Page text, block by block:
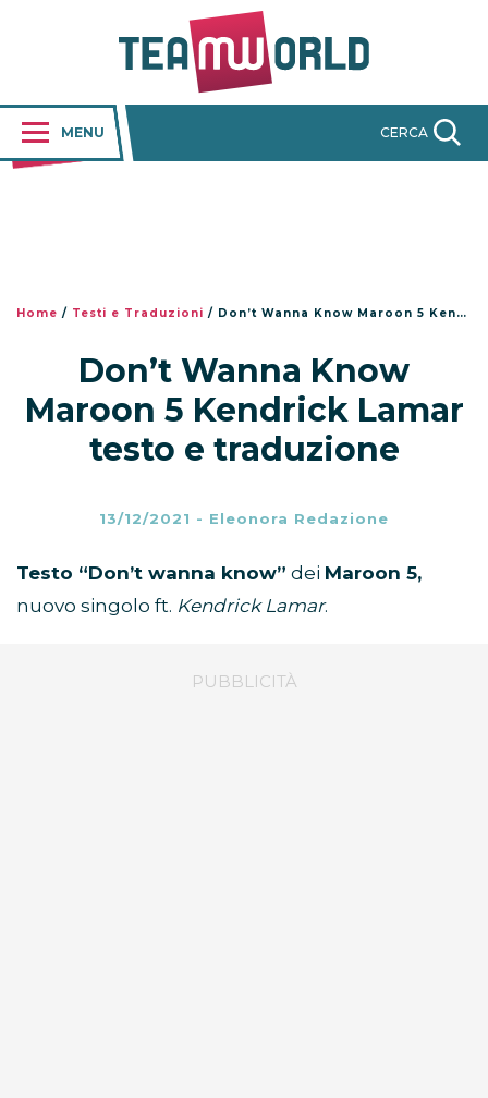
MENU CERCA
Home / Testi e Traduzioni / Don’t Wanna Know Maroon 5 Kendrick Lamar testo e traduzione
Don’t Wanna Know
Maroon 5 Kendrick Lamar
testo e traduzione
13/12/2021 - Eleonora Redazione
Testo “Don’t wanna know” dei Maroon 5,
nuovo singolo ft. Kendrick Lamar.